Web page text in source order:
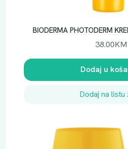
BIODERMA PHOTODERM
38.00KM
Dodaj u
Dodaj na listu